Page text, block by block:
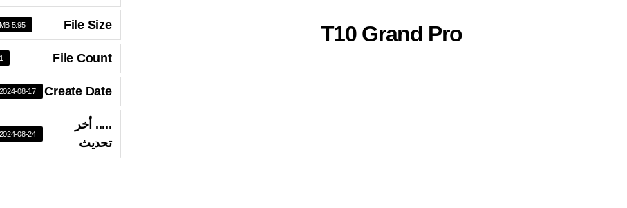
T10 Grand Pro
File Size
5.95 MB
File Count
1
Create Date
2024-08-17
..... أخر
تحديث
2024-08-24